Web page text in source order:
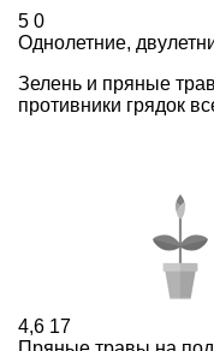
5 0
Однолетние,
Зелень и пряные
противники грядок
4,6 17